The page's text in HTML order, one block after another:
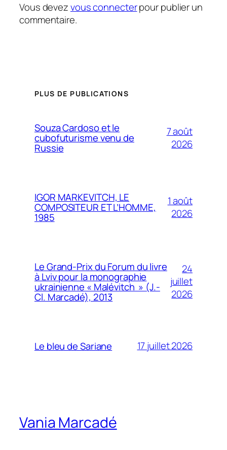
Vous devezvous connecterpour publier un
commentaire.
PLUS DE PUBLICATIONS
Souza Cardoso et le
cubofuturisme venu de
Russie
7 août
2026
IGOR MARKEVITCH, LE
COMPOSITEUR ET L’HOMME,
1985
1 août
2026
Le Grand-Prix du Forum du livre
à Lviv pour la monographie
ukrainienne « Malévitch » (J.-
Cl. Marcadé), 2013
24
juillet
2026
Le bleu de Sariane 17 juillet 2026
Vania Marcadé